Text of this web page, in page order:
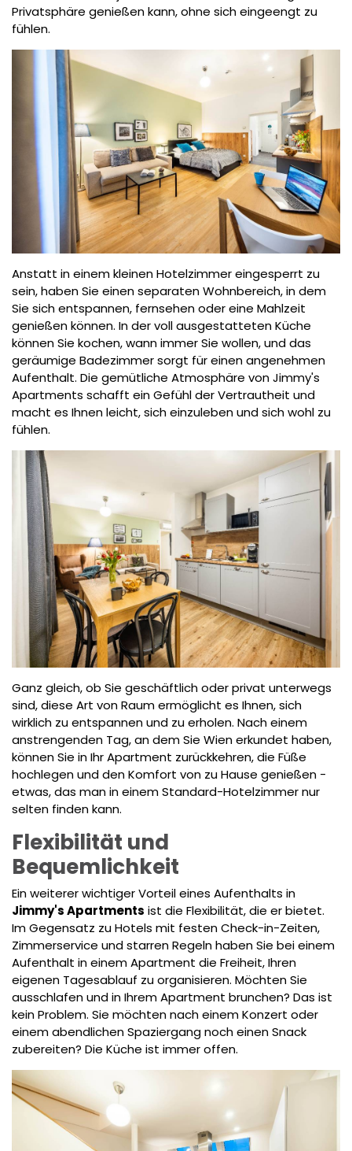
Privatsphäre genießen kann, ohne sich eingeengt zu
fühlen.
Anstatt in einem kleinen Hotelzimmer eingesperrt zu
sein, haben Sie einen separaten Wohnbereich, in dem
Sie sich entspannen, fernsehen oder eine Mahlzeit
genießen können. In der voll ausgestatteten Küche
können Sie kochen, wann immer Sie wollen, und das
geräumige Badezimmer sorgt für einen angenehmen
Aufenthalt. Die gemütliche Atmosphäre von Jimmy's
Apartments schafft ein Gefühl der Vertrautheit und
macht es Ihnen leicht, sich einzuleben und sich wohl zu
fühlen.
Ganz gleich, ob Sie geschäftlich oder privat unterwegs
sind, diese Art von Raum ermöglicht es Ihnen, sich
wirklich zu entspannen und zu erholen. Nach einem
anstrengenden Tag, an dem Sie Wien erkundet haben,
können Sie in Ihr Apartment zurückkehren, die Füße
hochlegen und den Komfort von zu Hause genießen -
etwas, das man in einem Standard-Hotelzimmer nur
selten finden kann.
Flexibilität und
Bequemlichkeit
Ein weiterer wichtiger Vorteil eines Aufenthalts in
Jimmy's Apartments ist die Flexibilität, die er bietet.
Im Gegensatz zu Hotels mit festen Check-in-Zeiten,
Zimmerservice und starren Regeln haben Sie bei einem
Aufenthalt in einem Apartment die Freiheit, Ihren
eigenen Tagesablauf zu organisieren. Möchten Sie
ausschlafen und in Ihrem Apartment brunchen? Das ist
kein Problem. Sie möchten nach einem Konzert oder
einem abendlichen Spaziergang noch einen Snack
zubereiten? Die Küche ist immer offen.